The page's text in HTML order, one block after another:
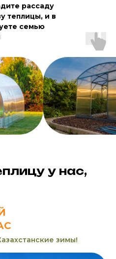
рассаду
теплицы, и в
семью
у нас,
зимы!